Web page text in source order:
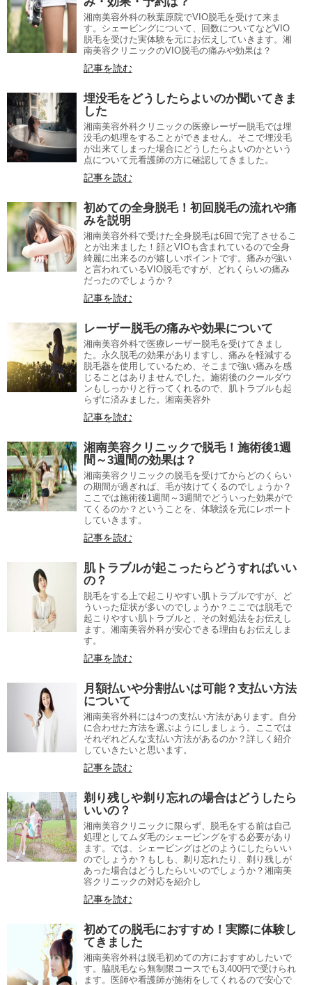
湘南美容外科の秋葉原院でVIO脱毛を受けて来ま
す。シェービングについて、回数についてなどVIO
脱毛を受けた実体験を元にお伝えしていきます。湘
南美容クリニックのVIO脱毛の痛みや効果は？
記事を読む
埋没毛をどうしたらよいのか聞いてきま
した
湘南美容外科クリニックの医療レーザー脱毛では埋
没毛の処理をすることができません。そこで埋没毛
が出来てしまった場合にどうしたらよいのかという
点について元看護師の方に確認してきました。
記事を読む
初めての全身脱毛！初回脱毛の流れや痛
みを説明
湘南美容外科で受けた全身脱毛は6回で完了させるこ
とが出来ました！顔とVIOも含まれているので全身
綺麗に出来るのが嬉しいポイントです。痛みが強い
と言われているVIO脱毛ですが、どれくらいの痛み
だったのでしょうか？
記事を読む
レーザー脱毛の痛みや効果について
湘南美容外科で医療レーザー脱毛を受けてきまし
た。永久脱毛の効果がありますし、痛みを軽減する
脱毛器を使用しているため、そこまで強い痛みを感
じることはありませんでした。施術後のクールダウ
ンもしっかりと行ってくれるので、肌トラブルも起
らずに済みました。湘南美容外
記事を読む
湘南美容クリニックで脱毛！施術後1週
間～3週間の効果は？
湘南美容クリニックの脱毛を受けてからどのくらい
の期間が過ぎれば、毛が抜けてくるのでしょうか？
ここでは施術後1週間～3週間でどういった効果がで
てくるのか？ということを、体験談を元にレポート
していきます。
記事を読む
肌トラブルが起こったらどうすればいい
の？
脱毛をする上で起こりやすい肌トラブルですが、ど
ういった症状が多いのでしょうか？ここでは脱毛で
起こりやすい肌トラブルと、その対処法をお伝えし
ます。湘南美容外科が安心できる理由もお伝えしま
す。
記事を読む
月額払いや分割払いは可能？支払い方法
について
湘南美容外科には4つの支払い方法があります。自分
に合わせた方法を選ぶようにしましょう。ここでは
それぞれどんな支払い方法があるのか？詳しく紹介
していきたいと思います。
記事を読む
剃り残しや剃り忘れの場合はどうしたら
いいの？
湘南美容クリニックに限らず、脱毛をする前は自己
処理としてムダ毛のシェービングをする必要があり
ます。では、シェービングはどのようにしたらいい
のでしょうか？もしも、剃り忘れたり、剃り残しが
あった場合はどうしたらいいのでしょうか？湘南美
容クリニックの対応を紹介し
記事を読む
初めての脱毛におすすめ！実際に体験し
てきました
湘南美容外科は脱毛初めての方におすすめしたいで
す。脇脱毛なら無制限コースでも3,400円で受けられ
ます。医師や看護師が施術をしてくれるので安心で